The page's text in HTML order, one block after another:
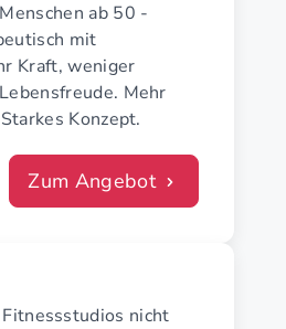
ab 50 -
mit
Kraft, weniger
Mehr
Konzept.
Zum Angebot
nicht